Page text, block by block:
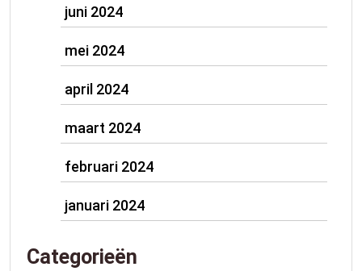
juni 2024
mei 2024
april 2024
maart 2024
februari 2024
januari 2024
Categorieën